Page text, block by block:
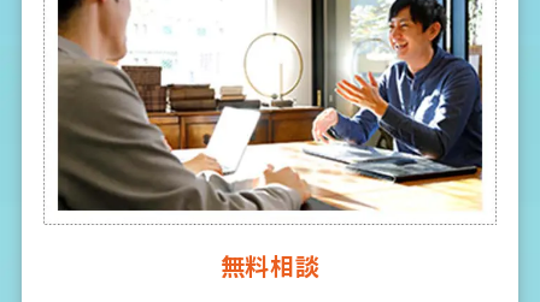
無料相談